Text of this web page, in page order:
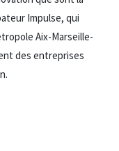
Impulse, qui
Aix-Marseille-
des entreprises